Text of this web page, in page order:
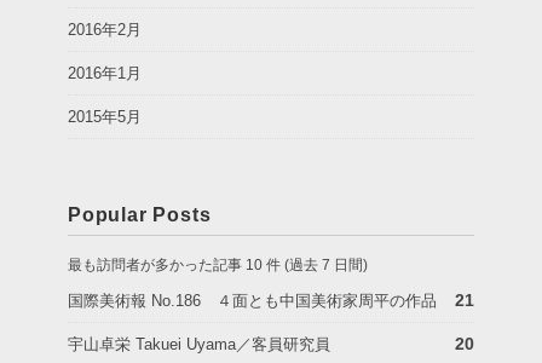
2016年2月
2016年1月
2015年5月
Popular Posts
最も訪問者が多かった記事 10 件 (過去 7 日間)
国際美術報 No.186 ４面とも中国美術家周平の作品 21
宇山卓栄 Takuei Uyama／客員研究員 20